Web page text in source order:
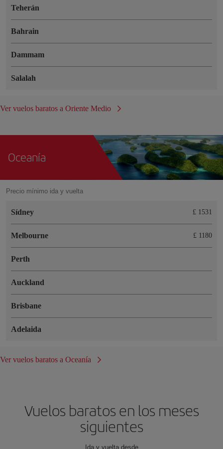
Teherán
Bahrain
Dammam
Salalah
Ver vuelos baratos a Oriente Medio
Oceanía
Precio mínimo ida y vuelta
Sídney £ 1531
Melbourne £ 1180
Perth
Auckland
Brisbane
Adelaida
Ver vuelos baratos a Oceanía
Vuelos baratos en los meses
siguientes
Ida y vuelta desde